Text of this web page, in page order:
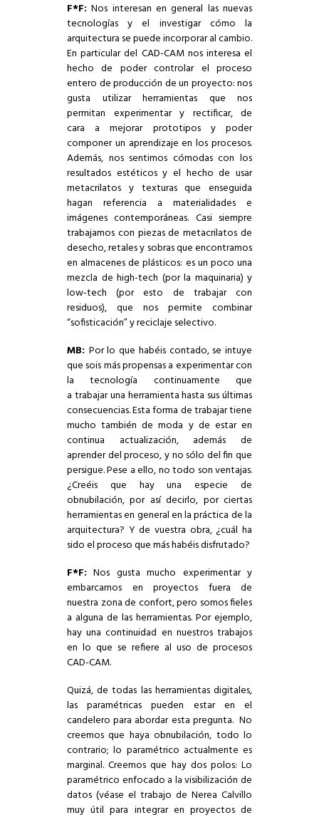
F*F: Nos interesan en general las nuevas
tecnologías y el investigar cómo la
arquitectura se puede incorporar al cambio.
En particular del CAD-CAM nos interesa el
hecho de poder controlar el proceso
entero de producción de un proyecto: nos
gusta utilizar herramientas que nos
permitan experimentar y rectificar, de
cara a mejorar prototipos y poder
componer un aprendizaje en los procesos.
Además, nos sentimos cómodas con los
resultados estéticos y el hecho de usar
metacrilatos y texturas que enseguida
hagan referencia a materialidades e
imágenes contemporáneas. Casi siempre
trabajamos con piezas de metacrilatos de
desecho, retales y sobras que encontramos
en almacenes de plásticos: es un poco una
mezcla de high-tech (por la maquinaria) y
low-tech (por esto de trabajar con
residuos), que nos permite combinar
“sofisticación” y reciclaje selectivo.
MB: Por lo que habéis contado, se intuye
que sois más propensas a experimentar con
la tecnología continuamente que
a trabajar una herramienta hasta sus últimas
consecuencias. Esta forma de trabajar tiene
mucho también de moda y de estar en
continua actualización, además de
aprender del proceso, y no sólo del fin que
persigue. Pese a ello, no todo son ventajas.
¿Creéis que hay una especie de
obnubilación, por así decirlo, por ciertas
herramientas en general en la práctica de la
arquitectura? Y de vuestra obra, ¿cuál ha
sido el proceso que más habéis disfrutado?
F*F: Nos gusta mucho experimentar y
embarcarnos en proyectos fuera de
nuestra zona de confort, pero somos fieles
a alguna de las herramientas. Por ejemplo,
hay una continuidad en nuestros trabajos
en lo que se refiere al uso de procesos
CAD-CAM.
Quizá, de todas las herramientas digitales,
las paramétricas pueden estar en el
candelero para abordar esta pregunta. No
creemos que haya obnubilación, todo lo
contrario; lo paramétrico actualmente es
marginal. Creemos que hay dos polos: Lo
paramétrico enfocado a la visibilización de
datos (véase el trabajo de Nerea Calvillo
muy útil para integrar en proyectos de